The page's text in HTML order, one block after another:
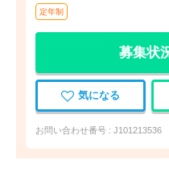
定年制
募集状
気になる
お問い合わせ番号 : J101213536